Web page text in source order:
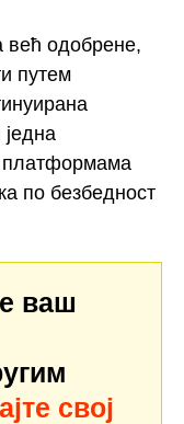
већ одобрене,
путем
једна
платформама
по безбедност
ваш
свој